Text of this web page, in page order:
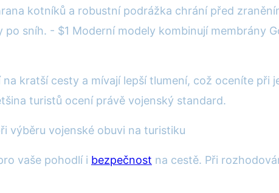
kotníků a robustní podrážka chrání před
sníh. - $1 Moderní modely kombinují membrány
kratší cesty a mívají lepší tlumení, což oceníte při
turistů ocení právě vojenský standard.
výběru vojenské obuvi na turistiku
vaše pohodlí i bezpečnost na cestě. Při